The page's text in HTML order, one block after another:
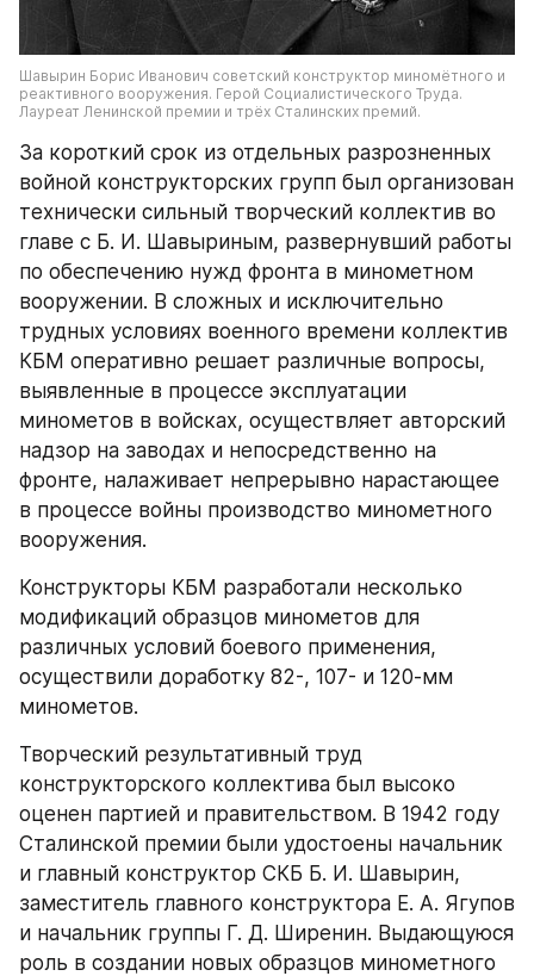
Шавырин Борис Иванович советский конструктор миномётного и
реактивного вооружения. Герой Социалистического Труда.
Лауреат Ленинской премии и трёх Сталинских премий.
За короткий срок из отдельных разрозненных
войной конструкторских групп был организован
технически сильный творческий коллектив во
главе с Б. И. Шавыриным, развернувший работы
по обеспечению нужд фронта в минометном
вооружении. В сложных и исключительно
трудных условиях военного времени коллектив
КБМ оперативно решает различные вопросы,
выявленные в процессе эксплуатации
минометов в войсках, осуществляет авторский
надзор на заводах и непосредственно на
фронте, налаживает непрерывно нарастающее
в процессе войны производство минометного
вооружения.
Конструкторы КБМ разработали несколько
модификаций образцов минометов для
различных условий боевого применения,
осуществили доработку 82-, 107- и 120-мм
минометов.
Творческий результативный труд
конструкторского коллектива был высоко
оценен партией и правительством. В 1942 году
Сталинской премии были удостоены начальник
и главный конструктор СКБ Б. И. Шавырин,
заместитель главного конструктора Е. А. Ягупов
и начальник группы Г. Д. Ширенин. Выдающуюся
роль в создании новых образцов минометного